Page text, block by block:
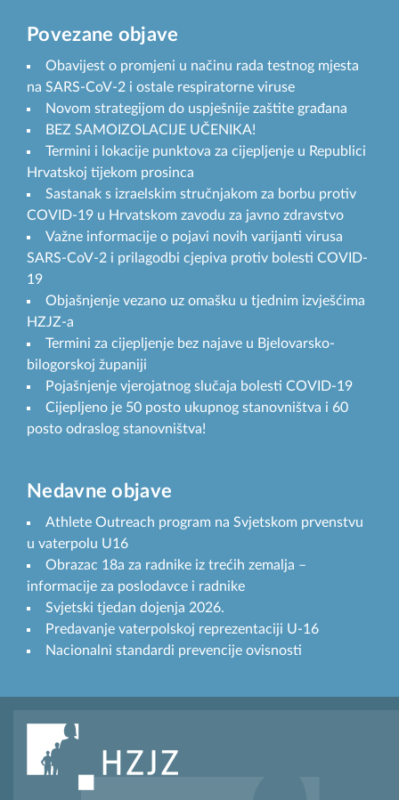
Povezane objave
Obavijest o promjeni u načinu rada testnog mjesta
na SARS-CoV-2 i ostale respiratorne viruse
Novom strategijom do uspješnije zaštite građana
BEZ SAMOIZOLACIJE UČENIKA!
Termini i lokacije punktova za cijepljenje u Republici
Hrvatskoj tijekom prosinca
Sastanak s izraelskim stručnjakom za borbu protiv
COVID-19 u Hrvatskom zavodu za javno zdravstvo
Važne informacije o pojavi novih varijanti virusa
SARS-CoV-2 i prilagodbi cjepiva protiv bolesti COVID-
19
Objašnjenje vezano uz omašku u tjednim izvješćima
HZJZ-a
Termini za cijepljenje bez najave u Bjelovarsko-
bilogorskoj županiji
Pojašnjenje vjerojatnog slučaja bolesti COVID-19
Cijepljeno je 50 posto ukupnog stanovništva i 60
posto odraslog stanovništva!
Nedavne objave
Athlete Outreach program na Svjetskom prvenstvu
u vaterpolu U16
Obrazac 18a za radnike iz trećih zemalja –
informacije za poslodavce i radnike
Svjetski tjedan dojenja 2026.
Predavanje vaterpolskoj reprezentaciji U-16
Nacionalni standardi prevencije ovisnosti